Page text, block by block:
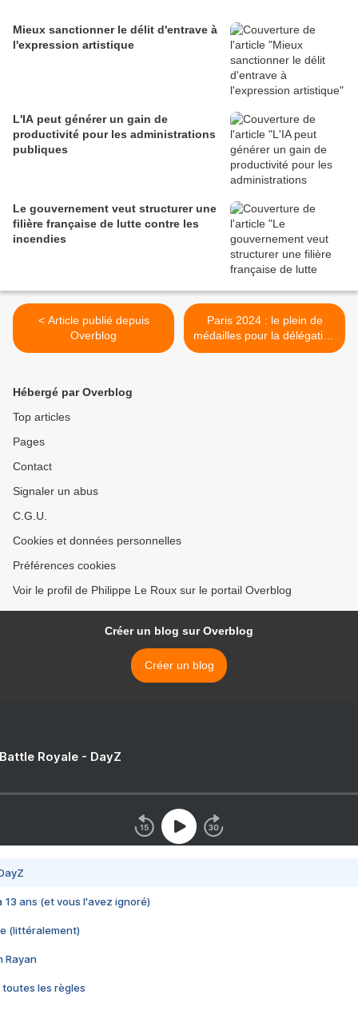
Mieux sanctionner le délit d'entrave à
l'expression artistique
L'IA peut générer un gain de
productivité pour les administrations
publiques
Le gouvernement veut structurer une
filière française de lutte contre les
incendies
< Article publié depuis
Overblog
Paris 2024 : le plein de
médailles pour la délégation
française >
Hébergé par Overblog
Top articles
Pages
Contact
Signaler un abus
C.G.U.
Cookies et données personnelles
Préférences cookies
Voir le profil de Philippe Le Roux sur le portail Overblog
Créer un blog sur Overblog
Créer un blog
Royale - DayZ
13 ans (et vous l'avez ignoré)
(littéralement)
Rayan
toutes les règles